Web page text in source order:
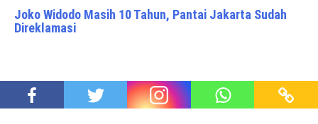
Joko Widodo Masih 10 Tahun, Pantai Jakarta Sudah
Direklamasi